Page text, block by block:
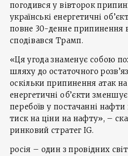
погодився у вівторок
українські енергетичні
повне 30-денне припинення
сподівався Трамп.
«Ця угода знаменує собою
шляху до остаточного
оскільки припинення атак на
енергетичні об’єкти
перебоїв у постачанні
тиск на ціни на нафту», –
ринковий стратег IG.
росія – один з провідних